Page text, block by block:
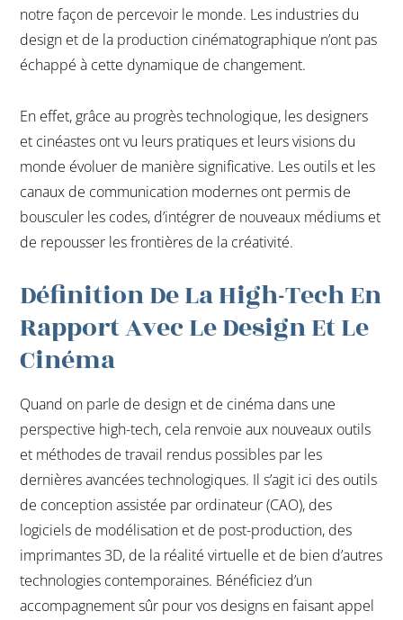
notre façon de percevoir le monde. Les industries du
design et de la production cinématographique n’ont pas
échappé à cette dynamique de changement.
En effet, grâce au progrès technologique, les designers
et cinéastes ont vu leurs pratiques et leurs visions du
monde évoluer de manière significative. Les outils et les
canaux de communication modernes ont permis de
bousculer les codes, d’intégrer de nouveaux médiums et
de repousser les frontières de la créativité.
Définition De La High-Tech En
Rapport Avec Le Design Et Le
Cinéma
Quand on parle de design et de cinéma dans une
perspective high-tech, cela renvoie aux nouveaux outils
et méthodes de travail rendus possibles par les
dernières avancées technologiques. Il s’agit ici des outils
de conception assistée par ordinateur (CAO), des
logiciels de modélisation et de post-production, des
imprimantes 3D, de la réalité virtuelle et de bien d’autres
technologies contemporaines. Bénéficiez d’un
accompagnement sûr pour vos designs en faisant appel